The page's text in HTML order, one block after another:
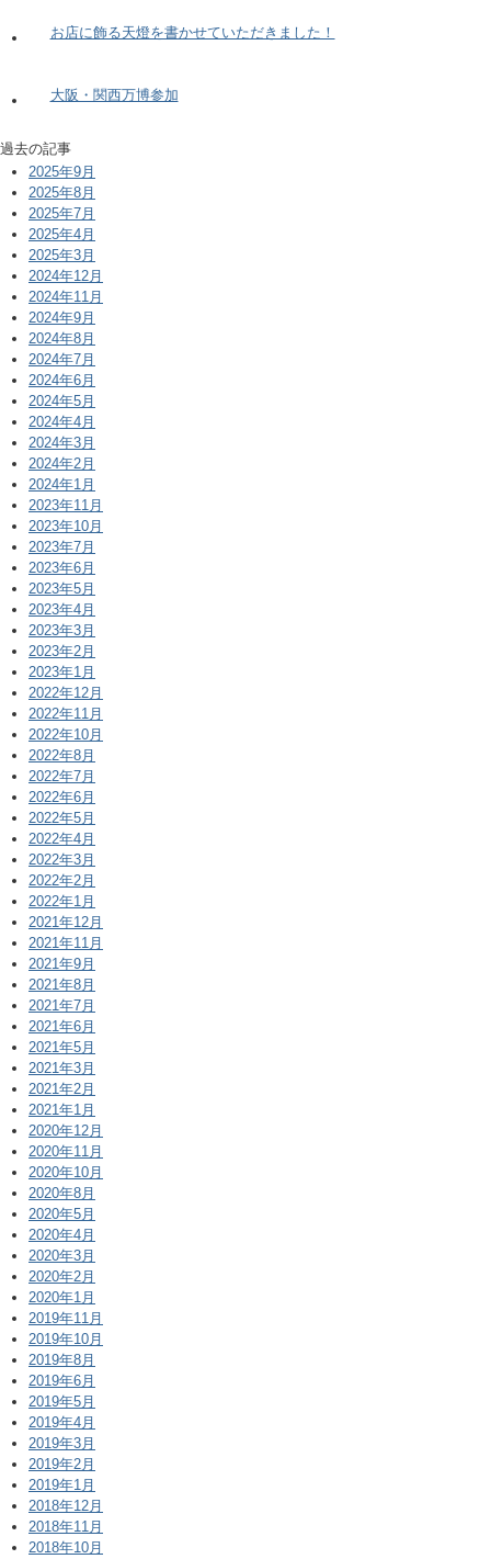
お店に飾る天燈を書かせていただきました！
大阪・関西万博参加
過去の記事
2025年9月
2025年8月
2025年7月
2025年4月
2025年3月
2024年12月
2024年11月
2024年9月
2024年8月
2024年7月
2024年6月
2024年5月
2024年4月
2024年3月
2024年2月
2024年1月
2023年11月
2023年10月
2023年7月
2023年6月
2023年5月
2023年4月
2023年3月
2023年2月
2023年1月
2022年12月
2022年11月
2022年10月
2022年8月
2022年7月
2022年6月
2022年5月
2022年4月
2022年3月
2022年2月
2022年1月
2021年12月
2021年11月
2021年9月
2021年8月
2021年7月
2021年6月
2021年5月
2021年3月
2021年2月
2021年1月
2020年12月
2020年11月
2020年10月
2020年8月
2020年5月
2020年4月
2020年3月
2020年2月
2020年1月
2019年11月
2019年10月
2019年8月
2019年6月
2019年5月
2019年4月
2019年3月
2019年2月
2019年1月
2018年12月
2018年11月
2018年10月